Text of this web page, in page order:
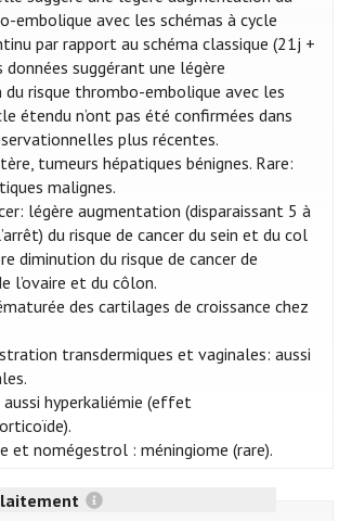
embolique avec les schémas à cycle
par rapport au schéma classique (21j +
données suggérant une légère
risque thrombo-embolique avec les
étendu n’ont pas été confirmées dans
plus récentes.
tumeurs hépatiques bénignes. Rare:
malignes.
légère augmentation (disparaissant 5 à
du risque de cancer du sein et du col
diminution du risque de cancer de
l’ovaire et du côlon.
des cartilages de croissance chez
transdermiques et vaginales: aussi
aussi hyperkaliémie (effet
et nomégestrol : méningiome (rare).